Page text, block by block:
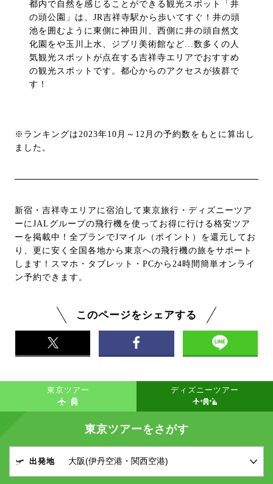
都内で自然を感じることができる観光スポット「井
の頭公園」は、JR吉祥寺駅から歩いてすぐ！井の頭
池を囲むように東側に神田川、西側に井の頭自然文
化園をや玉川上水、ジブリ美術館など…数多くの人
気観光スポットが点在する吉祥寺エリアでおすすめ
の観光スポットです。都心からのアクセスが抜群で
す！
※ランキングは2023年10月～12月の予約数をもとに算出し
ました。
新宿・吉祥寺エリアに宿泊して東京旅行・ディズニーツア
ーにJALグループの飛行機を使ってお得に行ける格安ツア
ーを掲載中！全プランでJマイル（ポイント）を還元してお
り、更に安く全国各地から東京への飛行機の旅をサポート
します！スマホ・タブレット・PCから24時間簡単オンライ
ン予約できます。
このページをシェアする
東京ツアー ディズニーツアー
東京ツアーをさがす
出発地